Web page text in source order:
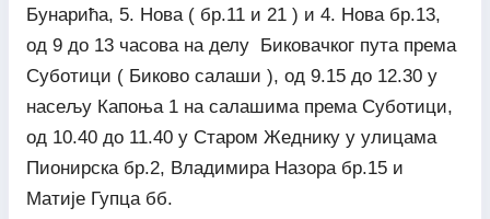
Бунарића, 5. Нова ( бр.11 и 21 ) и 4. Нова бр.13,
од 9 до 13 часова на делу Биковачког пута према
Суботици ( Биково салаши ), од 9.15 до 12.30 у
насељу Капоња 1 на салашима према Суботици,
од 10.40 до 11.40 у Старом Жеднику у улицама
Пионирска бр.2, Владимира Назора бр.15 и
Матије Гупца бб.